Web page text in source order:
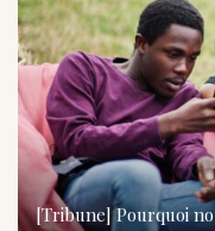
[Tribune] Pourquoi